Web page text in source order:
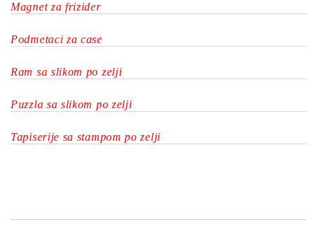
Magnet za frizider
Podmetaci za case
Ram sa slikom po zelji
Puzzla sa slikom po zelji
Tapiserije sa stampom po zelji